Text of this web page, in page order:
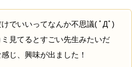
でいいってなんか不思議( ﾟДﾟ)
見てるとすごい先生みたいだ
じ、興味が出ました！